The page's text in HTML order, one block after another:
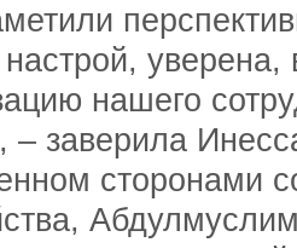
нашего
– заверила
сторонами